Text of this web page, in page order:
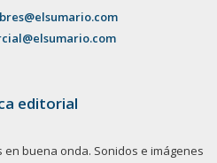
editorial
buena onda. Sonidos e imágenes